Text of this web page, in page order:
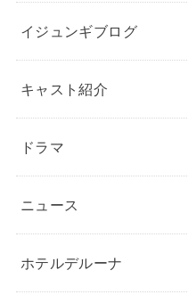
イジュンギブログ
キャスト紹介
ドラマ
ニュース
ホテルデルーナ